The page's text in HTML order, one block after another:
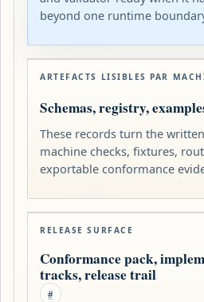
beyond one runtime
ARTEFACTS LISIBLES PAR
Schemas, registry,
These records turn the
machine checks, fixtures,
exportable conformance
RELEASE SURFACE
Conformance pack,
tracks, release trail
#